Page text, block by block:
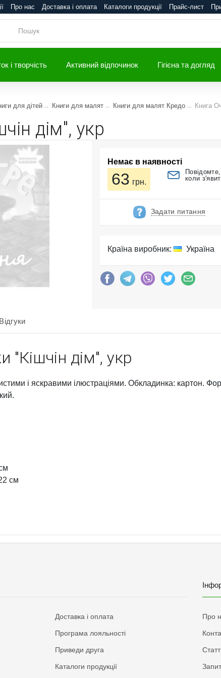
Про нас Доставка і оплата Каталоги продукції Прайс-лист
і творчість Активний відпочинок Гігієна та догляд
для дітей Книги для малят Книги для малят Кредо Книга
дiм", укр
Немає в наявності
63 грн.
Повідомте,
коли
Задати питання
Країна виробник: Україна
Відгуки
"Кiшчін дiм", укр
і яскравими ілюстраціями. Обкладинка: картон.
см
Доставка і оплата
Програма лояльності
Приведи друга
Каталоги продукції
Про